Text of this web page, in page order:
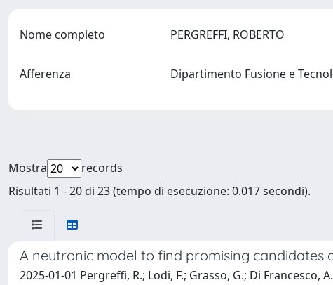
Nome completo PERGREFFI, ROBERTO
Afferenza Dipartimento Fusione e
Mostra
records
Risultati 1 - 20 di 23 (tempo di esecuzione: 0.017 secondi).
A neutronic model to find promising candidates
2025-01-01 Pergreffi, R.; Lodi, F.; Grasso, G.; Di Francesco, A.